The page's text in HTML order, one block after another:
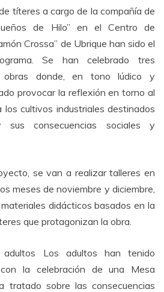
títeres a cargo de la compañía de
de Hilo” en el Centro de
Crossa” de Ubrique han sido el
Se han celebrado tres
obras donde, en tono lúdico y
provocar la reflexión en torno al
cultivos industriales destinados
consecuencias sociales y
se van a realizar talleres en
meses de noviembre y diciembre,
didácticos basados en la
que protagonizan la obra.
Los adultos han tenido
la celebración de una Mesa
tratado sobre las consecuencias